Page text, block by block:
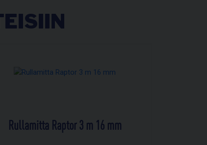
Rullamitta Raptor 3 m 16 mm